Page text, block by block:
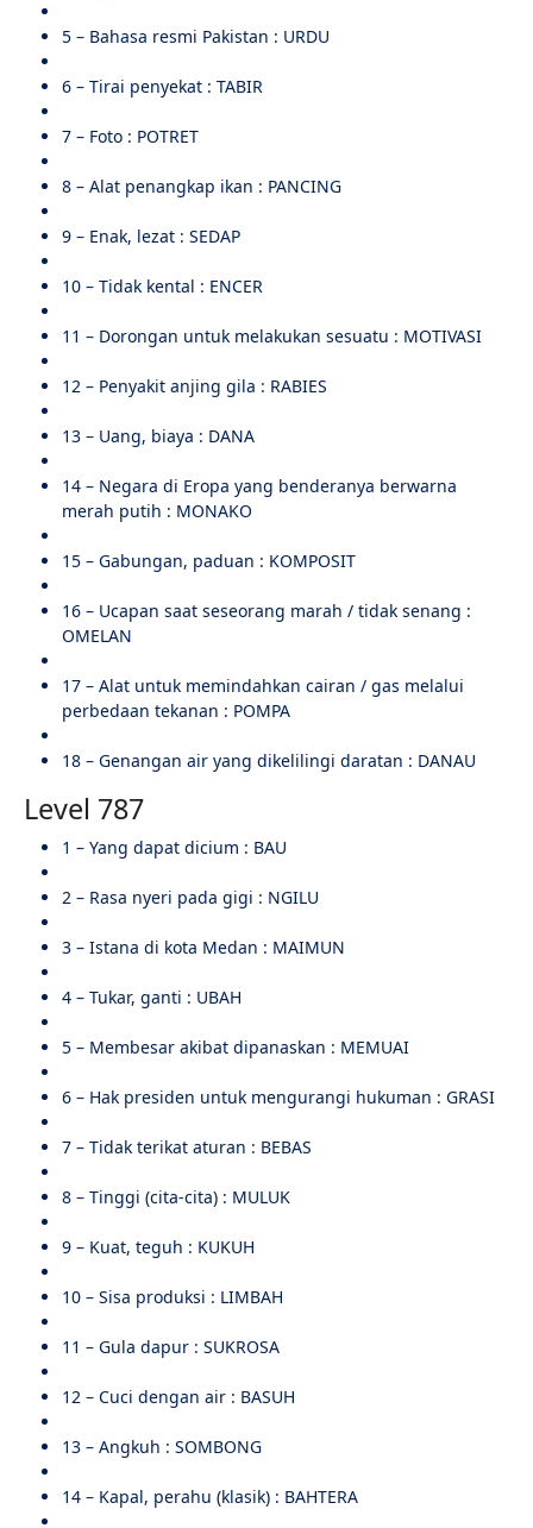
5 – Bahasa resmi Pakistan : URDU
6 – Tirai penyekat : TABIR
7 – Foto : POTRET
8 – Alat penangkap ikan : PANCING
9 – Enak, lezat : SEDAP
10 – Tidak kental : ENCER
11 – Dorongan untuk melakukan sesuatu : MOTIVASI
12 – Penyakit anjing gila : RABIES
13 – Uang, biaya : DANA
14 – Negara di Eropa yang benderanya berwarna
merah putih : MONAKO
15 – Gabungan, paduan : KOMPOSIT
16 – Ucapan saat seseorang marah / tidak senang :
OMELAN
17 – Alat untuk memindahkan cairan / gas melalui
perbedaan tekanan : POMPA
18 – Genangan air yang dikelilingi daratan : DANAU
Level 787
1 – Yang dapat dicium : BAU
2 – Rasa nyeri pada gigi : NGILU
3 – Istana di kota Medan : MAIMUN
4 – Tukar, ganti : UBAH
5 – Membesar akibat dipanaskan : MEMUAI
6 – Hak presiden untuk mengurangi hukuman : GRASI
7 – Tidak terikat aturan : BEBAS
8 – Tinggi (cita-cita) : MULUK
9 – Kuat, teguh : KUKUH
10 – Sisa produksi : LIMBAH
11 – Gula dapur : SUKROSA
12 – Cuci dengan air : BASUH
13 – Angkuh : SOMBONG
14 – Kapal, perahu (klasik) : BAHTERA